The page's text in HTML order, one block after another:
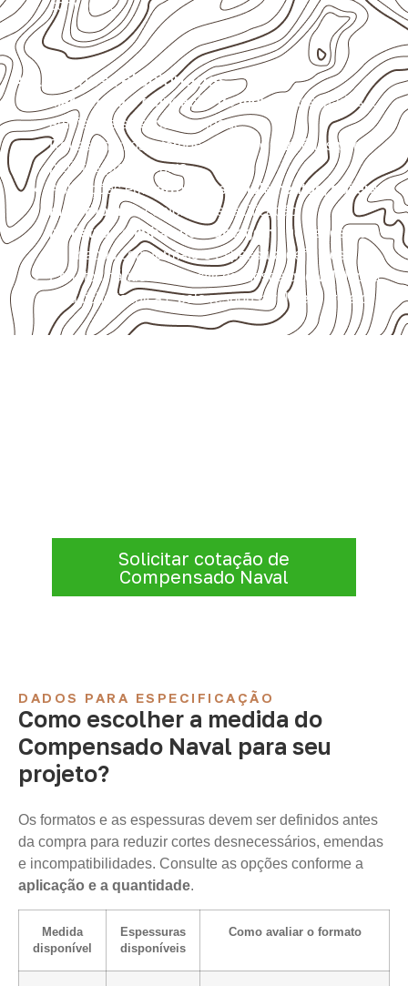
com água.
Aplicações relacionadas
Marcenaria e fabricação de móveis
destinados a
ambientes sujeitos à umidade.
Revestimentos internos, painéis e divisórias para
projetos profissionais.
Aplicações em
carrocerias, implementos, trailers e
motorhomes, conforme especificação.
Indústrias e linhas de montagem
que necessitam
de chapas com formato e espessura definidos.
Projetos náuticos específicos, desde que validados
pela ficha técnica e pelo responsável pelo projeto.
Solicitar cotação de
Compensado Naval
DADOS PARA ESPECIFICAÇÃO
Como escolher a medida do
Compensado Naval para seu
projeto?
Os formatos e as espessuras devem ser definidos antes
da compra para reduzir cortes desnecessários, emendas
e incompatibilidades. Consulte as opções conforme a
aplicação e a quantidade.
Medida
disponível
Espessuras
disponíveis
Como avaliar o formato